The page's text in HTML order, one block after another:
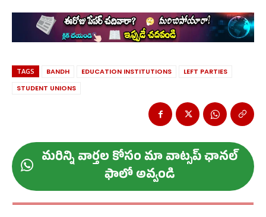
TAGS BANDH EDUCATION INSTITUTIONS
LEFT PARTIES
STUDENT UNIONS
మ‌రిన్ని వార్త‌ల కోసం మా వాట్స‌ప్ ఛాన‌ల్
ఫాలో అవ్వండి